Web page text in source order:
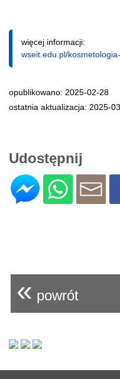
więcej informacji:
wseit.edu.pl/
opublikowano: 2025-02-28
ostatnia aktualizacja: 2025-
Udostępnij
« powrót